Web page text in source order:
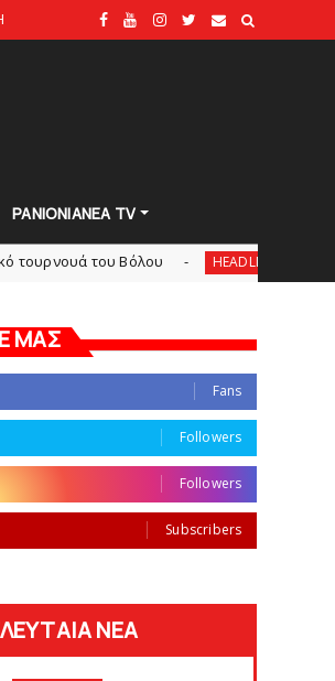
PANIONIANEA TV
HEADLINES Πανιώνια Εκπομπή:
ΜΑΣ
Fans
Followers
Followers
Subscribers
ΝΕΑ